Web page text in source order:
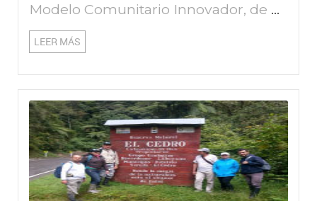
Modelo Comunitario Innovador, de Ciencia Ciudadana, como Instrumento que Contribuya a la Gestión Ambiental Sostenible de los Humedales en Entornos Urbanos y en Particular de los de Kennedy, en Bogotá, Colombia
LEER MÁS